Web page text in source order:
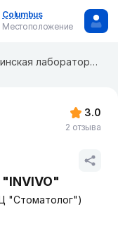
Columbus
Местоположение
Медицинская лаборатория "INVIVO"
"Стоматолог")
3.0
2 отзыва